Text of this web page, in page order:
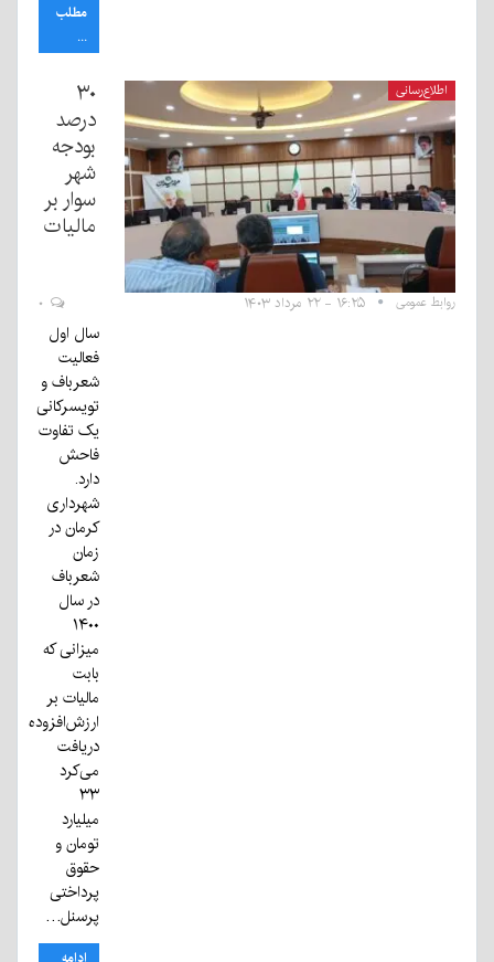
مطلب
...
اطلاع‌رسانی
۳۰
درصد
بودجه
شهر
سوار بر
مالیات
روابط عمومی ۱۶:۲۵ - ۲۲ مرداد ۱۴۰۳
سال اول
فعالیت
شعرباف و
تویسرکانی
یک تفاوت
فاحش
دارد.
شهرداری
کرمان در
زمان
شعرباف
در سال
۱۴۰۰
میزانی که
بابت
مالیات بر
ارزش‌افزوده
دریافت
می‌کرد
۳۳
میلیارد
تومان و
حقوق
پرداختی
پرسنل…
ادامه